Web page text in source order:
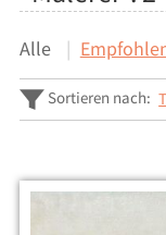
Alle
Sortieren nach: